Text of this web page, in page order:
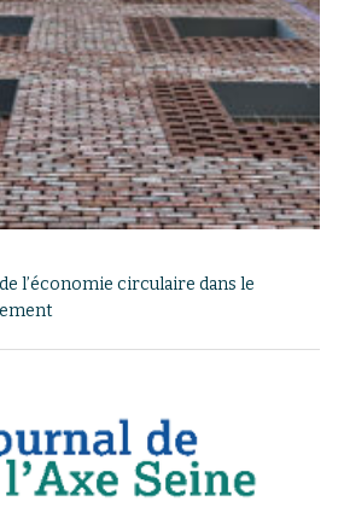
l’économie circulaire dans le